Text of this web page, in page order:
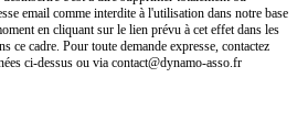
email comme interdite à l'utilisation dans notre base
en cliquant sur le lien prévu à cet effet dans les
ce cadre. Pour toute demande expresse, contactez
ci-dessus ou via contact@dynamo-asso.fr